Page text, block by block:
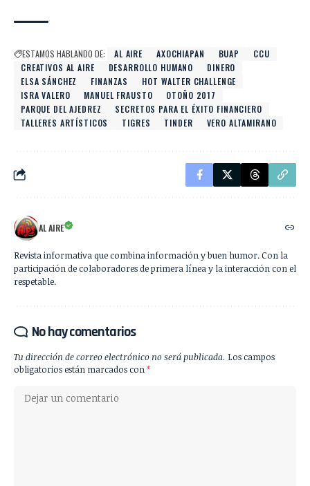
ESTAMOS HABLANDO DE: AL AIRE AXOCHIAPAN BUAP
CCU
CREATIVOS AL AIRE
DESARROLLO HUMANO
DINERO
ELSA SÁNCHEZ
FINANZAS
HOT WALTER CHALLENGE
ISRA VALERO
MANUEL FRAUSTO
OTOÑO 2017
PARQUE DEL AJEDREZ
SECRETOS PARA EL ÉXITO FINANCIERO
TALLERES ARTÍSTICOS
TIGRES TINDER VERO ALTAMIRANO
AL AIRE
Revista informativa que combina información y buen humor. Con la
participación de colaboradores de primera línea y la interacción con el
respetable.
No hay comentarios
Tu dirección de correo electrónico no será publicada. Los campos
obligatorios están marcados con*